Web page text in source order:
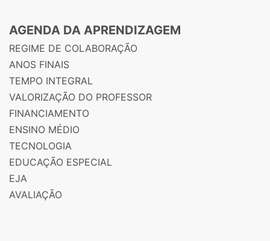
AGENDA DA APRENDIZAGEM
REGIME DE COLABORAÇÃO
ANOS FINAIS
TEMPO INTEGRAL
VALORIZAÇÃO DO PROFESSOR
FINANCIAMENTO
ENSINO MÉDIO
TECNOLOGIA
EDUCAÇÃO ESPECIAL
EJA
AVALIAÇÃO